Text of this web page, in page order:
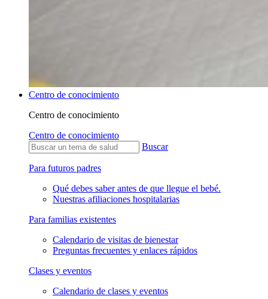
Centro de conocimiento
Centro de conocimiento
Centro de conocimiento
Buscar
Para futuros padres
Qué debes saber antes de que llegue el bebé.
Nuestras afiliaciones hospitalarias
Para familias existentes
Calendario de visitas de bienestar
Preguntas frecuentes y enlaces rápidos
Clases y eventos
Calendario de clases y eventos